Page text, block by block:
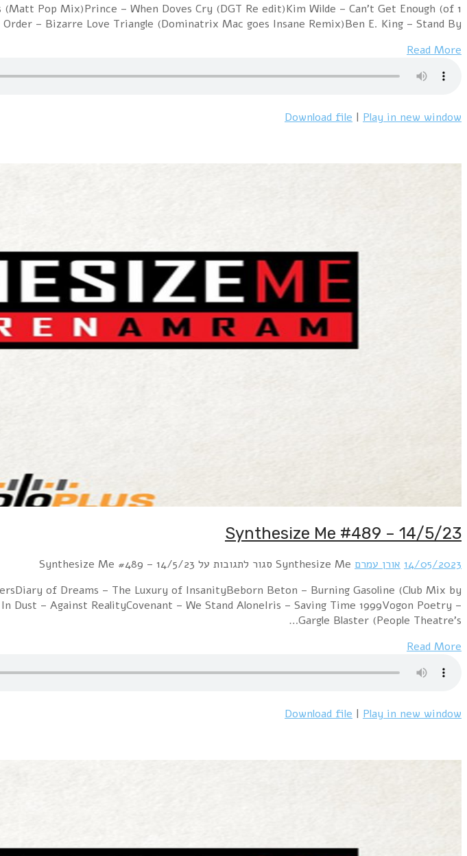
Pop Mix)Prince – When Doves Cry (DGT Re edit)Kim Wilde – Can't Get Enough (of
– Bizarre Love Triangle (Dominatrix Mac goes Insane Remix)Ben E. King – Stand By…
Read More
Download file | Play in new window
Synthesize Me #489 – 14/5/23
14/05/2023 אורן עמרם Synthesize Me סגור לתגובות על Synthesize Me #489 – 14/5/23
of Dreams – The Luxury of InsanityBeborn Beton – Burning Gasoline (Club Mix by
Dust – Against RealityCovenant – We Stand AloneIris – Saving Time 1999Vogon Poetry –
Gargle Blaster (People Theatre's…
Read More
Download file | Play in new window